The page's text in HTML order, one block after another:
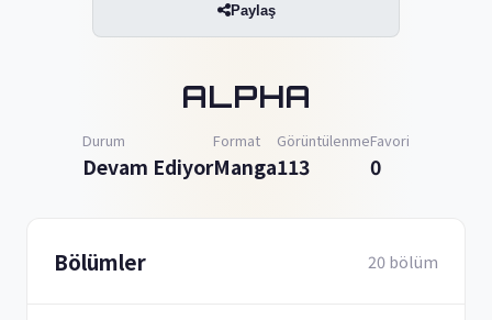
Paylaş
ALPHA
Durum
Devam Ediyor
Format
Manga
Görüntülenme
113
Favori
0
Bölümler 20 bölüm